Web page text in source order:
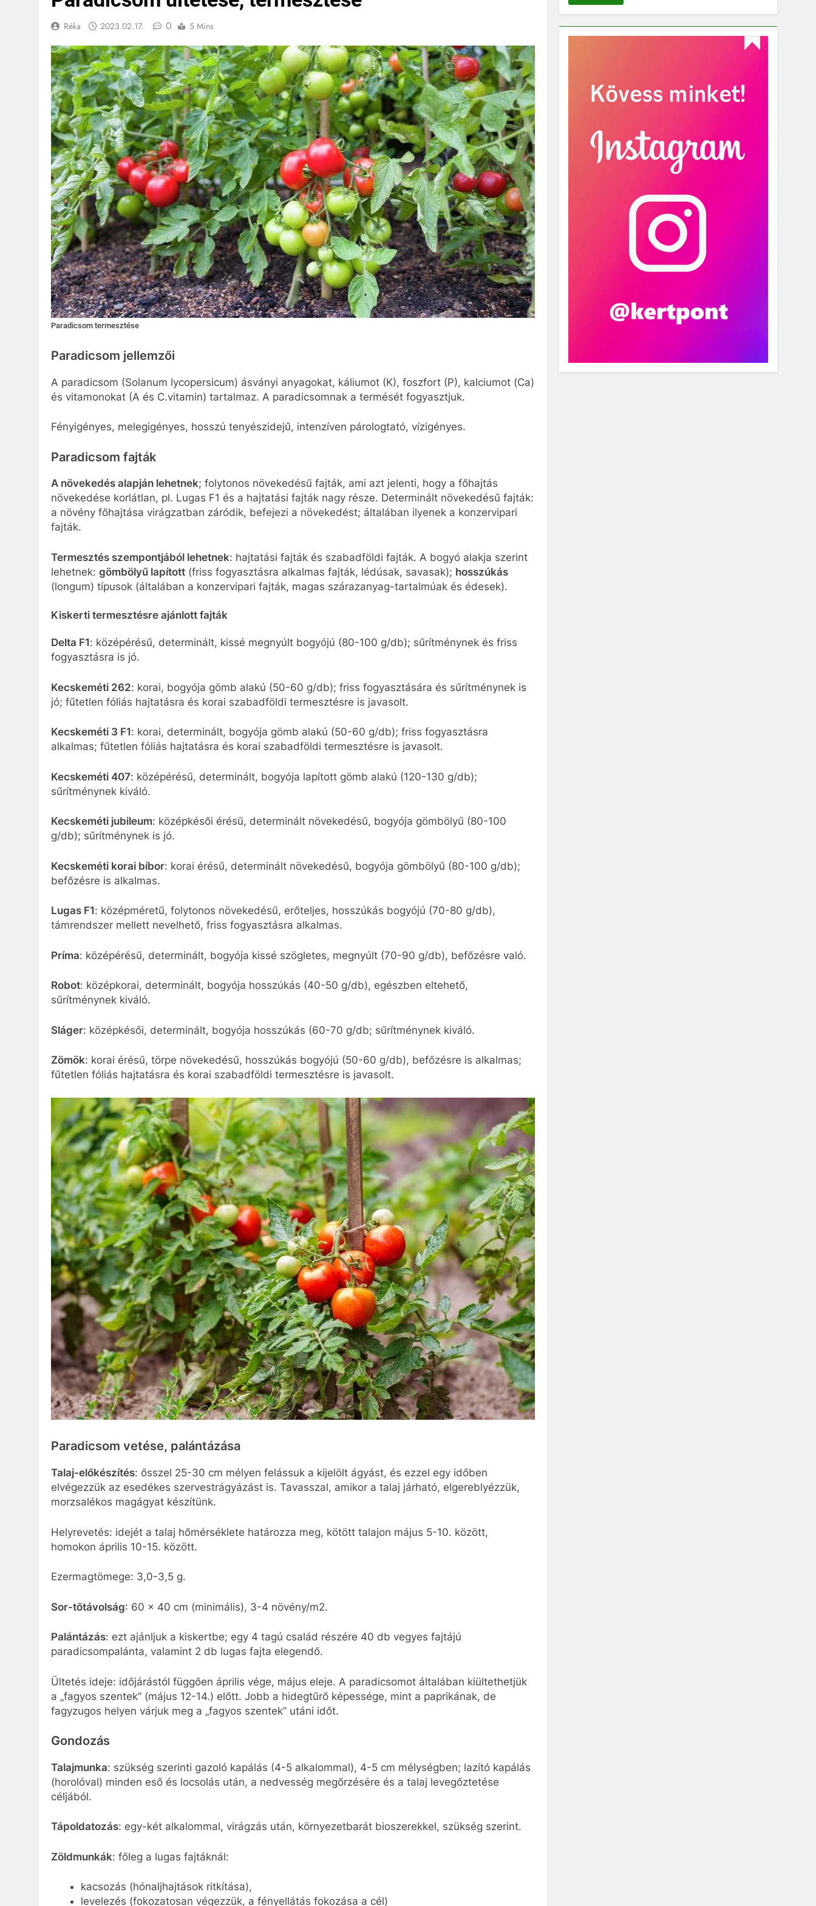
Réka 2023.02.17. 0 5 Mins
Paradicsom termesztése
Paradicsom jellemzői
A paradicsom (Solanum lycopersicum) ásványi anyagokat, káliumot (K), foszfort (P), kalciumot (Ca)
és vitamonokat (A és C.vitamin) tartalmaz. A paradicsomnak a termését fogyasztjuk.
Fényigényes, melegigényes, hosszú tenyészidejű, intenzíven párologtató, vízigényes.
Paradicsom fajták
A növekedés alapján lehetnek; folytonos növekedésű fajták, ami azt jelenti, hogy a főhajtás
növekedése korlátlan, pl. Lugas F1 és a hajtatási fajták nagy része. Determinált növekedésű fajták:
a növény főhajtása virágzatban záródik, befejezi a növekedést; általában ilyenek a konzervipari
fajták.
Termesztés szempontjából lehetnek: hajtatási fajták és szabadföldi fajták. A bogyó alakja szerint
lehetnek: gömbölyű lapított (friss fogyasztásra alkalmas fajták, lédúsak, savasak); hosszúkás
(longum) típusok (általában a konzervipari fajták, magas szárazanyag-tartalmúak és édesek).
Kiskerti termesztésre ajánlott fajták
Delta F1: középérésű, determinált, kissé megnyúlt bogyójú (80-100 g/db); sűrítménynek és friss
fogyasztásra is jó.
Kecskeméti 262: korai, bogyója gömb alakú (50-60 g/db); friss fogyasztására és sűrítménynek is
jó; fűtetlen fóliás hajtatásra és korai szabadföldi termesztésre is javasolt.
Kecskeméti 3 F1: korai, determinált, bogyója gömb alakú (50-60 g/db); friss fogyasztásra
alkalmas; fűtetlen fóliás hajtatásra és korai szabadföldi termesztésre is javasolt.
Kecskeméti 407: középérésű, determinált, bogyója lapított gömb alakú (120-130 g/db);
sűrítménynek kiváló.
Kecskeméti jubileum: középkésői érésű, determinált növekedésű, bogyója gömbölyű (80-100
g/db); sűrítménynek is jó.
Kecskeméti korai bíbor: korai érésű, determinált növekedésű, bogyója gömbölyű (80-100 g/db);
befőzésre is alkalmas.
Lugas F1: középméretű, folytonos növekedésű, erőteljes, hosszúkás bogyójú (70-80 g/db),
támrendszer mellett nevelhető, friss fogyasztásra alkalmas.
Príma: középérésű, determinált, bogyója kissé szögletes, megnyúlt (70-90 g/db), befőzésre való.
Robot: középkorai, determinált, bogyója hosszúkás (40-50 g/db), egészben eltehető,
sűrítménynek kiváló.
Sláger: középkésői, determinált, bogyója hosszúkás (60-70 g/db; sűrítménynek kiváló.
Zömök: korai érésű, törpe növekedésű, hosszúkás bogyójú (50-60 g/db), befőzésre is alkalmas;
fűtetlen fóliás hajtatásra és korai szabadföldi termesztésre is javasolt.
Paradicsom vetése, palántázása
Talaj-előkészítés: ősszel 25-30 cm mélyen felássuk a kijelölt ágyást, és ezzel egy időben
elvégezzük az esedékes szervestrágyázást is. Tavasszal, amikor a talaj járható, elgereblyézzük,
morzsalékos magágyat készítünk.
Helyrevetés: idejét a talaj hőmérséklete határozza meg, kötött talajon május 5-10. között,
homokon április 10-15. között.
Ezermagtömege: 3,0-3,5 g.
Sor-tőtávolság: 60 x 40 cm (minimális), 3-4 növény/m2.
Palántázás: ezt ajánljuk a kiskertbe; egy 4 tagú család részére 40 db vegyes fajtájú
paradicsompalánta, valamint 2 db lugas fajta elegendő.
Ültetés ideje: időjárástól függően április vége, május eleje. A paradicsomot általában kiültethetjük
a „fagyos szentek” (május 12-14.) előtt. Jobb a hidegtűrő képessége, mint a paprikának, de
fagyzugos helyen várjuk meg a „fagyos szentek” utáni időt.
Gondozás
Talajmunka: szükség szerinti gazoló kapálás (4-5 alkalommal), 4-5 cm mélységben; lazító kapálás
(horolóval) minden eső és locsolás után, a nedvesség megőrzésére és a talaj levegőztetése
céljából.
Tápoldatozás: egy-két alkalommal, virágzás után, környezetbarát bioszerekkel, szükség szerint.
Zöldmunkák: főleg a lugas fajtáknál:
kacsozás (hónaljhajtások ritkítása),
levelezés (fokozatosan végezzük, a fényellátás fokozása a cél)